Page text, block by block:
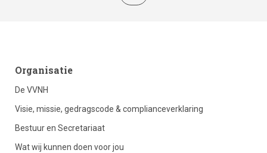
footer
column
1
Organisatie
De VVNH
Visie, missie, gedragscode & complianceverklaring
Bestuur en Secretariaat
Wat wij kunnen doen voor jou